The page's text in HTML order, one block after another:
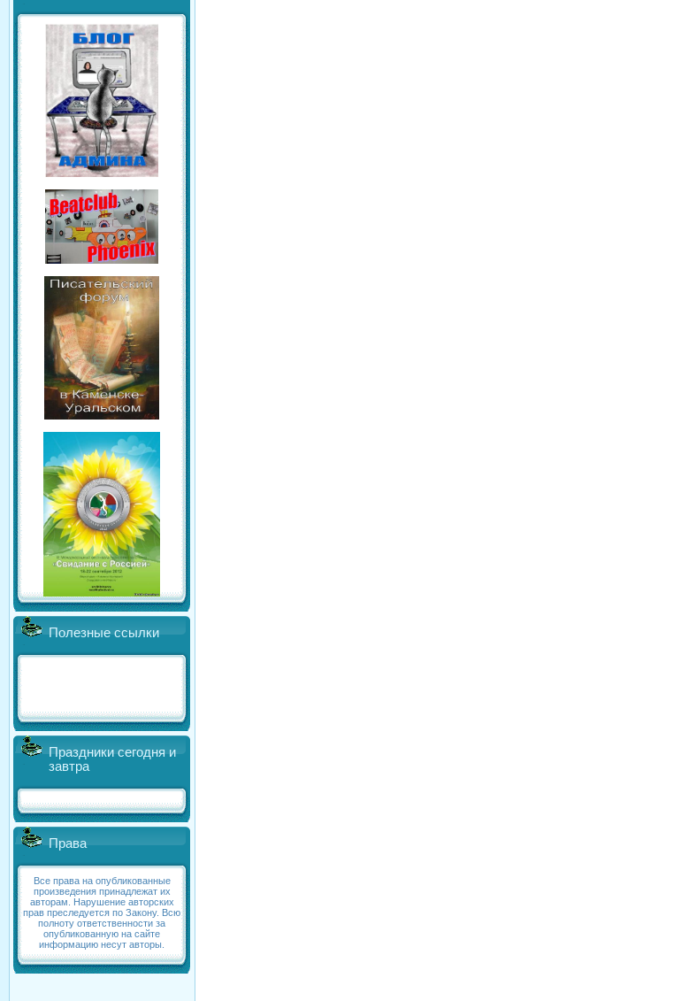
Полезные ссылки
Праздники сегодня и
завтра
Права
Все права на опубликованные
произведения принадлежат их
авторам. Нарушение авторских
прав преследуется по Закону. Всю
полноту ответственности за
опубликованную на сайте
информацию несут авторы.